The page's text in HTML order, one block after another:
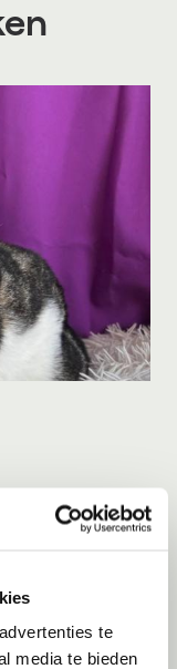
te
media te bieden